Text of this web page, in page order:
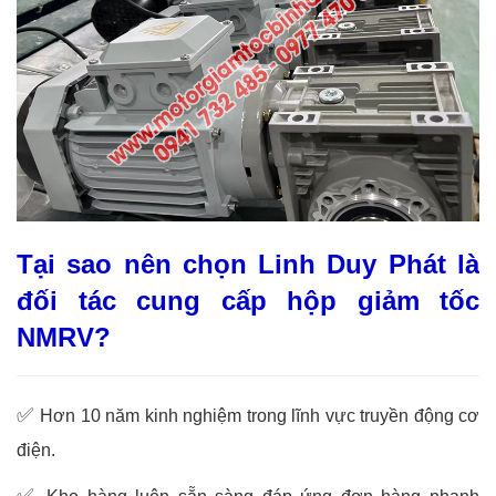
Tại sao nên chọn Linh Duy Phát là
đối tác cung cấp hộp giảm tốc
NMRV?
✅ Hơn 10 năm kinh nghiệm trong lĩnh vực truyền động cơ
điện.